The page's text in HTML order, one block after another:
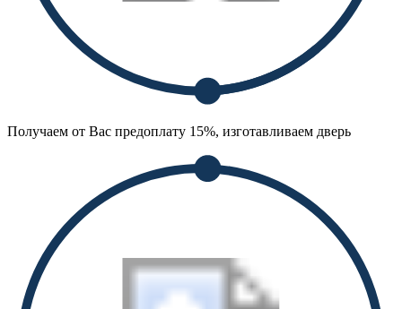
Получаем от Вас предоплату 15%, изготавливаем дверь